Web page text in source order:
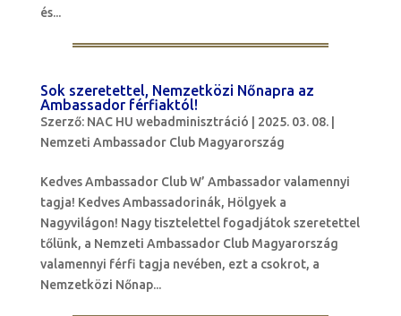
és...
Sok szeretettel, Nemzetközi Nőnapra az
Ambassador férfiaktól!
Szerző: NAC HU webadminisztráció 2025. 03. 08.|
Nemzeti Ambassador Club Magyarország
Kedves Ambassador Club W’ Ambassador valamennyi
tagja! Kedves Ambassadorinák, Hölgyek a
Nagyvilágon! Nagy tisztelettel fogadjátok szeretettel
tőlünk, a Nemzeti Ambassador Club Magyarország
valamennyi férfi tagja nevében, ezt a csokrot, a
Nemzetközi Nőnap...